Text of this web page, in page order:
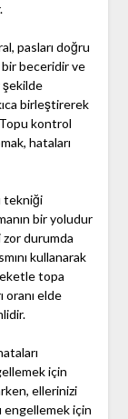
pasları doğru
beceridir ve
şekilde
birleştirerek
kontrol
hataları
tekniği
bir yoludur
zor durumda
kullanarak
topa
oranı elde
için
ellerinizi
engellemek için